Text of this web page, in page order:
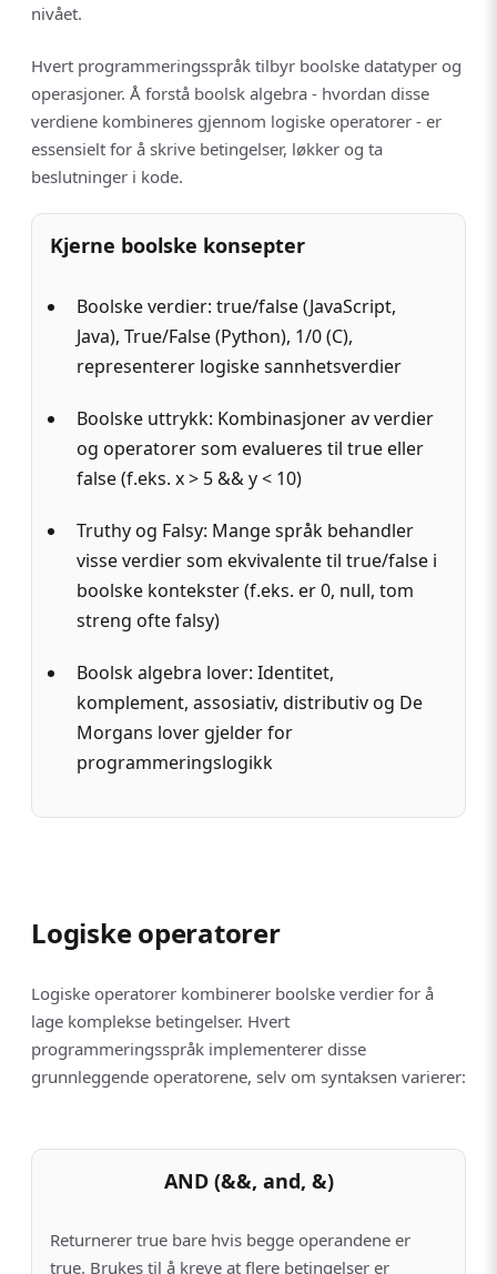
nivået.
Hvert programmeringsspråk tilbyr boolske datatyper og
operasjoner. Å forstå boolsk algebra - hvordan disse
verdiene kombineres gjennom logiske operatorer - er
essensielt for å skrive betingelser, løkker og ta
beslutninger i kode.
Kjerne boolske konsepter
Boolske verdier: true/false (JavaScript,
Java), True/False (Python), 1/0 (C),
representerer logiske sannhetsverdier
Boolske uttrykk: Kombinasjoner av verdier
og operatorer som evalueres til true eller
false (f.eks. x > 5 && y < 10)
Truthy og Falsy: Mange språk behandler
visse verdier som ekvivalente til true/false i
boolske kontekster (f.eks. er 0, null, tom
streng ofte falsy)
Boolsk algebra lover: Identitet,
komplement, assosiativ, distributiv og De
Morgans lover gjelder for
programmeringslogikk
Logiske operatorer
Logiske operatorer kombinerer boolske verdier for å
lage komplekse betingelser. Hvert
programmeringsspråk implementerer disse
grunnleggende operatorene, selv om syntaksen varierer:
AND (&&, and, &)
Returnerer true bare hvis begge operandene er
true. Brukes til å kreve at flere betingelser er